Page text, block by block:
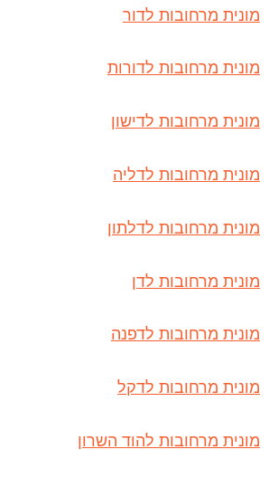
מונית מרחובות לדור
מונית מרחובות לדורות
מונית מרחובות לדישון
מונית מרחובות לדליה
מונית מרחובות לדלתון
מונית מרחובות לדן
מונית מרחובות לדפנה
מונית מרחובות לדקל
מונית מרחובות להוד השרון